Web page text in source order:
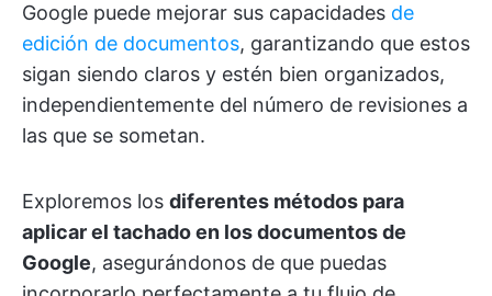
Google puede mejorar sus capacidades de
edición de documentos, garantizando que estos
sigan siendo claros y estén bien organizados,
independientemente del número de revisiones a
las que se sometan.
Exploremos los diferentes métodos para
aplicar el tachado en los documentos de
Google, asegurándonos de que puedas